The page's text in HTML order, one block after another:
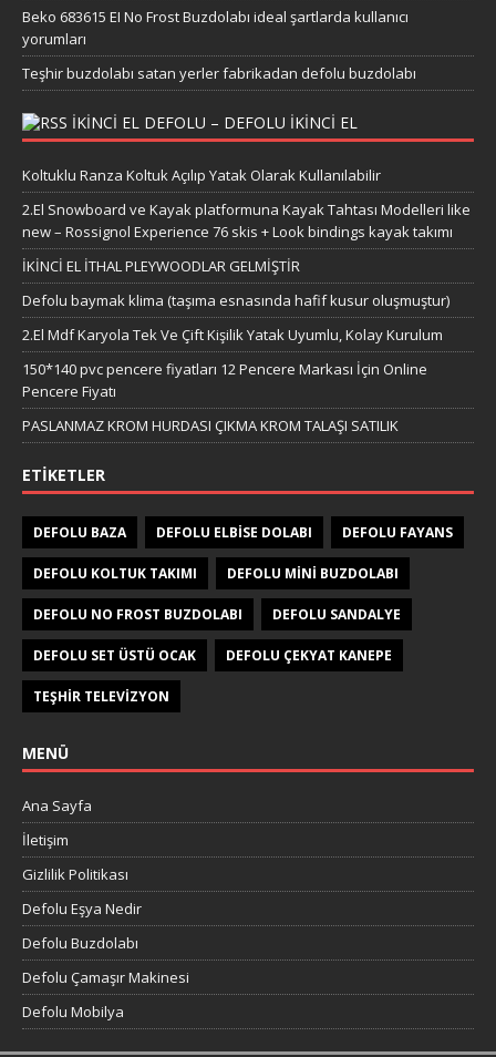
Beko 683615 EI No Frost Buzdolabı ideal şartlarda kullanıcı
yorumları
Teşhir buzdolabı satan yerler fabrikadan defolu buzdolabı
IKINCI EL DEFOLU – DEFOLU IKINCI EL
Koltuklu Ranza Koltuk Açılıp Yatak Olarak Kullanılabilir
2.El Snowboard ve Kayak platformuna Kayak Tahtası Modelleri like
new – Rossignol Experience 76 skis + Look bindings kayak takımı
İKİNCİ EL İTHAL PLEYWOODLAR GELMİŞTİR
Defolu baymak klima (taşıma esnasında hafif kusur oluşmuştur)
2.El Mdf Karyola Tek Ve Çift Kişilik Yatak Uyumlu, Kolay Kurulum
150*140 pvc pencere fiyatları 12 Pencere Markası İçin Online
Pencere Fiyatı
PASLANMAZ KROM HURDASI ÇIKMA KROM TALAŞI SATILIK
ETIKETLER
DEFOLU BAZA DEFOLU ELBISE DOLABI DEFOLU FAYANS
DEFOLU KOLTUK TAKIMI DEFOLU MINI BUZDOLABI
DEFOLU NO FROST BUZDOLABI DEFOLU SANDALYE
DEFOLU SET ÜSTÜ OCAK DEFOLU ÇEKYAT KANEPE
TEŞHIR TELEVIZYON
MENÜ
Ana Sayfa
İletişim
Gizlilik Politikası
Defolu Eşya Nedir
Defolu Buzdolabı
Defolu Çamaşır Makinesi
Defolu Mobilya